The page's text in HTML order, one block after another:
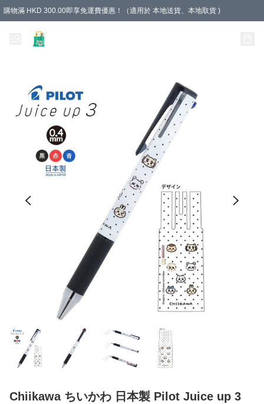
購物滿 HKD 300.00即享免運費優惠！（適用於 本地送貨、本地取貨 )
Chiikawa ちいかわ 日本製 Pilot Juice up 3